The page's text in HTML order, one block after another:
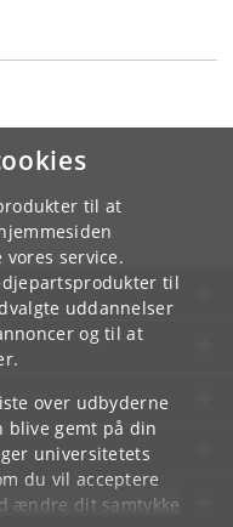
til at
service.
til
uddannelser
og til at
over udbyderne
blive gemt på din
universitetets
du vil acceptere
ændre dit samtykke